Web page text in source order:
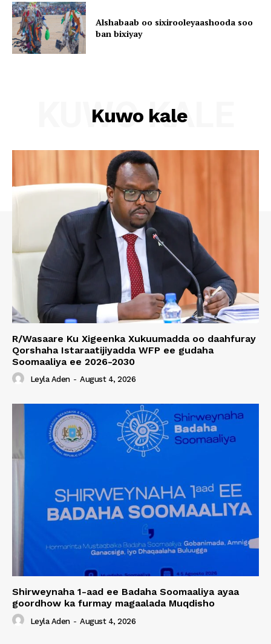
Alshabaab oo sixirooleyaashooda soo
ban bixiyay
Kuwo kale
KUWO KALE
R/Wasaare Ku Xigeenka Xukuumadda oo daahfuray
Qorshaha Istaraatijiyadda WFP ee gudaha
Soomaaliya ee 2026-2030
Leyla Aden - August 4, 2026
Shirweynaha 1-aad ee Badaha Soomaaliya ayaa
goordhow ka furmay magaalada Muqdisho
Leyla Aden - August 4, 2026